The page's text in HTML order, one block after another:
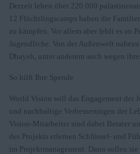
Derzeit leben über 220.000
12 Flüchtlingscamps haben die
zu kämpfen. Vor allem aber fehlt es an
Jugendliche. Von der Außenwelt
Dbayeh, unter anderem auch wegen
So hilft Ihre Spende
World Vision will das Engagement der
und nachhaltige Verbesserungen der
Vision-Mitarbeiter sind dabei Berater
des Projekts erlernen Schlüssel- und
im Projektmanagement. Dann sollen